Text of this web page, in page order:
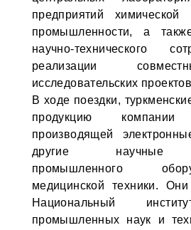
предприятий химической
промышленности, а
научно-технического
реализации
исследовательских
В ходе поездки,
продукцию
производящей
другие научные
промышленного
медицинской техники.
Национальный
промышленных наук и